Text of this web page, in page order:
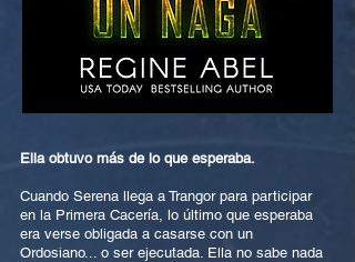
Ella obtuvo más de lo que esperaba.
Cuando Serena llega a Trangor para participar
en la Primera Cacería, lo último que esperaba
era verse obligada a casarse con un
Ordosiano... o ser ejecutada. Ella no sabe nada